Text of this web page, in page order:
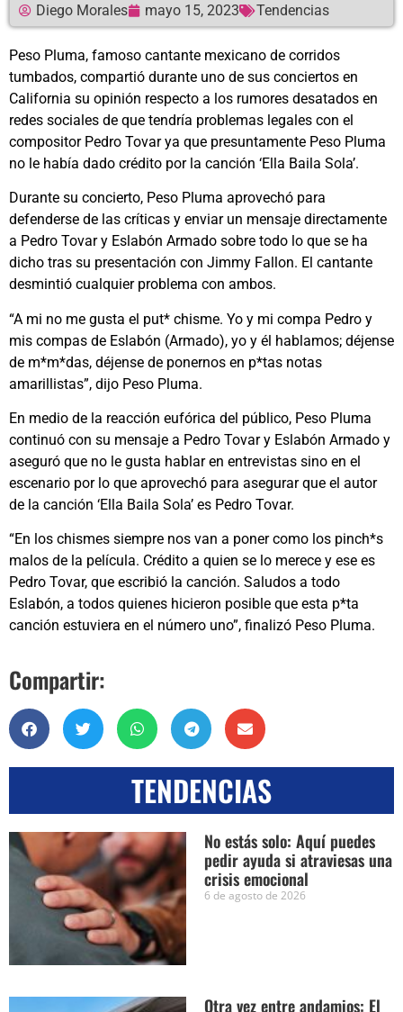
Diego Morales mayo 15, 2023 Tendencias
Peso Pluma, famoso cantante mexicano de corridos
tumbados, compartió durante uno de sus conciertos en
California su opinión respecto a los rumores desatados en
redes sociales de que tendría problemas legales con el
compositor Pedro Tovar ya que presuntamente Peso Pluma
no le había dado crédito por la canción ‘Ella Baila Sola’.
Durante su concierto, Peso Pluma aprovechó para
defenderse de las críticas y enviar un mensaje directamente
a Pedro Tovar y Eslabón Armado sobre todo lo que se ha
dicho tras su presentación con Jimmy Fallon. El cantante
desmintió cualquier problema con ambos.
“A mi no me gusta el put* chisme. Yo y mi compa Pedro y
mis compas de Eslabón (Armado), yo y él hablamos; déjense
de m*m*das, déjense de ponernos en p*tas notas
amarillistas”, dijo Peso Pluma.
En medio de la reacción eufórica del público, Peso Pluma
continuó con su mensaje a Pedro Tovar y Eslabón Armado y
aseguró que no le gusta hablar en entrevistas sino en el
escenario por lo que aprovechó para asegurar que el autor
de la canción ‘Ella Baila Sola’ es Pedro Tovar.
“En los chismes siempre nos van a poner como los pinch*s
malos de la película. Crédito a quien se lo merece y ese es
Pedro Tovar, que escribió la canción. Saludos a todo
Eslabón, a todos quienes hicieron posible que esta p*ta
canción estuviera en el número uno”, finalizó Peso Pluma.
Compartir:
TENDENCIAS
No estás solo: Aquí puedes
pedir ayuda si atraviesas una
crisis emocional
6 de agosto de 2026
Otra vez entre andamios: El